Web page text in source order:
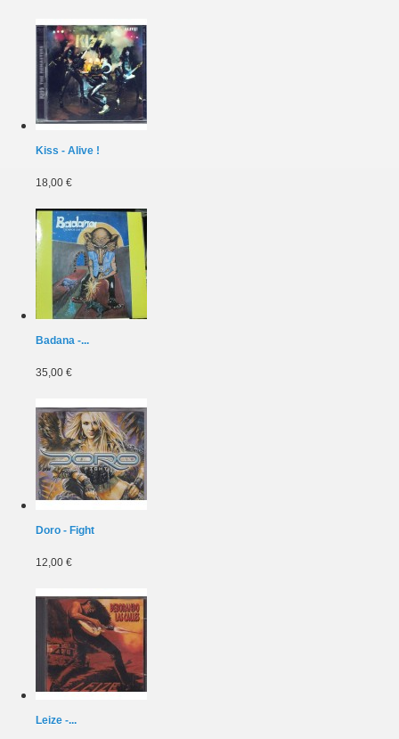
Kiss - Alive !
18,00 €
Badana -...
35,00 €
Doro - Fight
12,00 €
Leize -...